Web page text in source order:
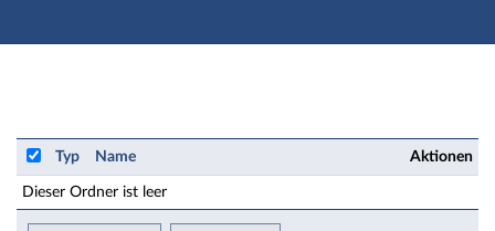
Hauptnavigation
Studienvorbereitung: Konversationskurs Deutsch
Typ Name Aktionen
Dieser Ordner ist leer